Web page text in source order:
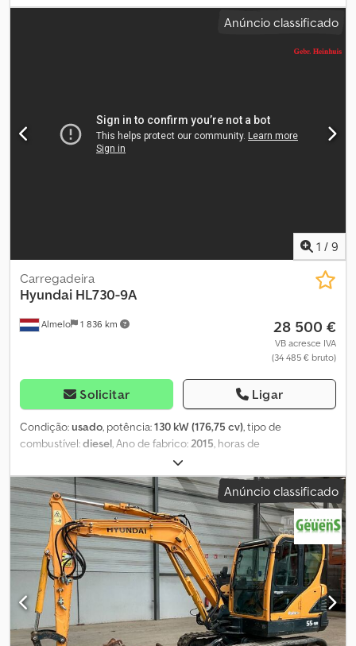
Es Ac Nowa - Balde padrão para escavação = Mais informações =
Peso em vazio: 22.250 kg Para mais informações, entre em contato
Anúncio classificado
1 / 9
Almelo 1 836 km
Carregadeira
Hyundai HL730-9A
28 500 €
VB acresce IVA
(34 485 € bruto)
Solicitar Ligar
Condição:usado, potência:130 kW (176,75 cv), tipo de
combustível:diesel, Ano de fabrico:2015, horas de
, Hyundai HL 730-9A. Ano: 2015. Horas:
12.419. Peso: 10.500 kg. Máquina com certificação CE. 130 KW. 3ª
função hidráulica. 40 km/h. Câmera. Ar condicionado. Joystick. 1
caçamba. Pneus: 17.5R25, 30% de desgaste. Máquina alemã! Nº de
identificação: 85. Os Termos e Condições Gerais da Heinhuis são
aplicáveis a todos os anúncios, ofertas e orçamentos da Heinhuis,
a todos os acordos celebrados pela Heinhuis e às negociações
que os antecedem. Qualquer forma de resposta implica a
aceitação da aplicabilidade dos Termos e Condições Gerais da
Heinhuis e a declaração de que o utilizador tomou
conhecimento destes Termos e Condições Gerais. Os nossos
Anúncio classificado